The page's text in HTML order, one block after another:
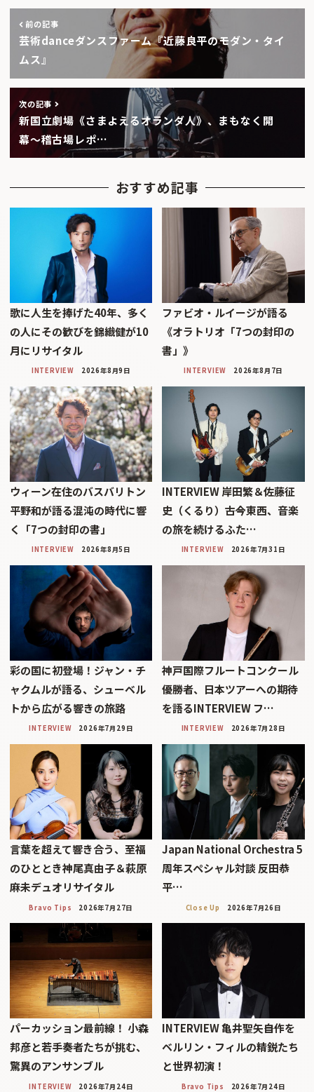
前の記事
芸術danceダンスファーム『近藤良平のモダン・タイ
ムス』
次の記事
新国立劇場《さまよえるオランダ人》、まもなく開
幕〜稽古場レポ…
おすすめ記事
歌に人生を捧げた40年、多く
の人にその歓びを錦織健が10
月にリサイタル
INTERVIEW 2026年8月9日
ファビオ・ルイージが語る
《オラトリオ「7つの封印の
書」》
INTERVIEW 2026年8月7日
ウィーン在住のバスバリトン
平野和が語る混沌の時代に響
く「7つの封印の書」
INTERVIEW 2026年8月5日
INTERVIEW 岸田繁＆佐藤征
史（くるり）――古今東西、音楽
の旅を続けるふた…
INTERVIEW 2026年7月31日
彩の国に初登場！ジャン・チ
ャクムルが語る、シューベル
トから広がる響きの旅路
INTERVIEW 2026年7月29日
神戸国際フルートコンクール
優勝者、日本ツアーへの期待
を語るINTERVIEW フ…
INTERVIEW 2026年7月28日
言葉を超えて響き合う、至福
のひととき神尾真由子＆萩原
麻未デュオリサイタル
Bravo Tips 2026年7月27日
Japan National Orchestra 5
周年スペシャル対談 反田恭
平…
Close Up 2026年7月26日
パーカッション最前線！ 小森
邦彦と若手奏者たちが挑む、
驚異のアンサンブル
INTERVIEW 2026年7月24日
INTERVIEW 亀井聖矢――自作を
ベルリン・フィルの精鋭たち
と世界初演！
Bravo Tips 2026年7月24日